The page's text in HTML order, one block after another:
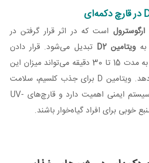
ارگوسترول است که در اثر قرار گرفتن در
ویتامینD2 تبدیل می‌شود. قرار دادن
قارچ در نور خورشید به مدت 15 تا 30 دقیقه می‌تواند میزان این
ویتامین را افزایش دهد. ویتامین D برای جذب کلسیم، سلامت
استخوان و تقویت سیستم ایمنی اهمیت دارد و قارچ‌های UV-